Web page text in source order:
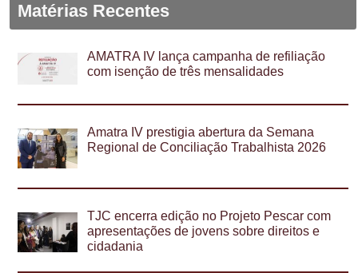
Matérias Recentes
AMATRA IV lança campanha de refiliação
com isenção de três mensalidades
Amatra IV prestigia abertura da Semana
Regional de Conciliação Trabalhista 2026
TJC encerra edição no Projeto Pescar com
apresentações de jovens sobre direitos e
cidadania